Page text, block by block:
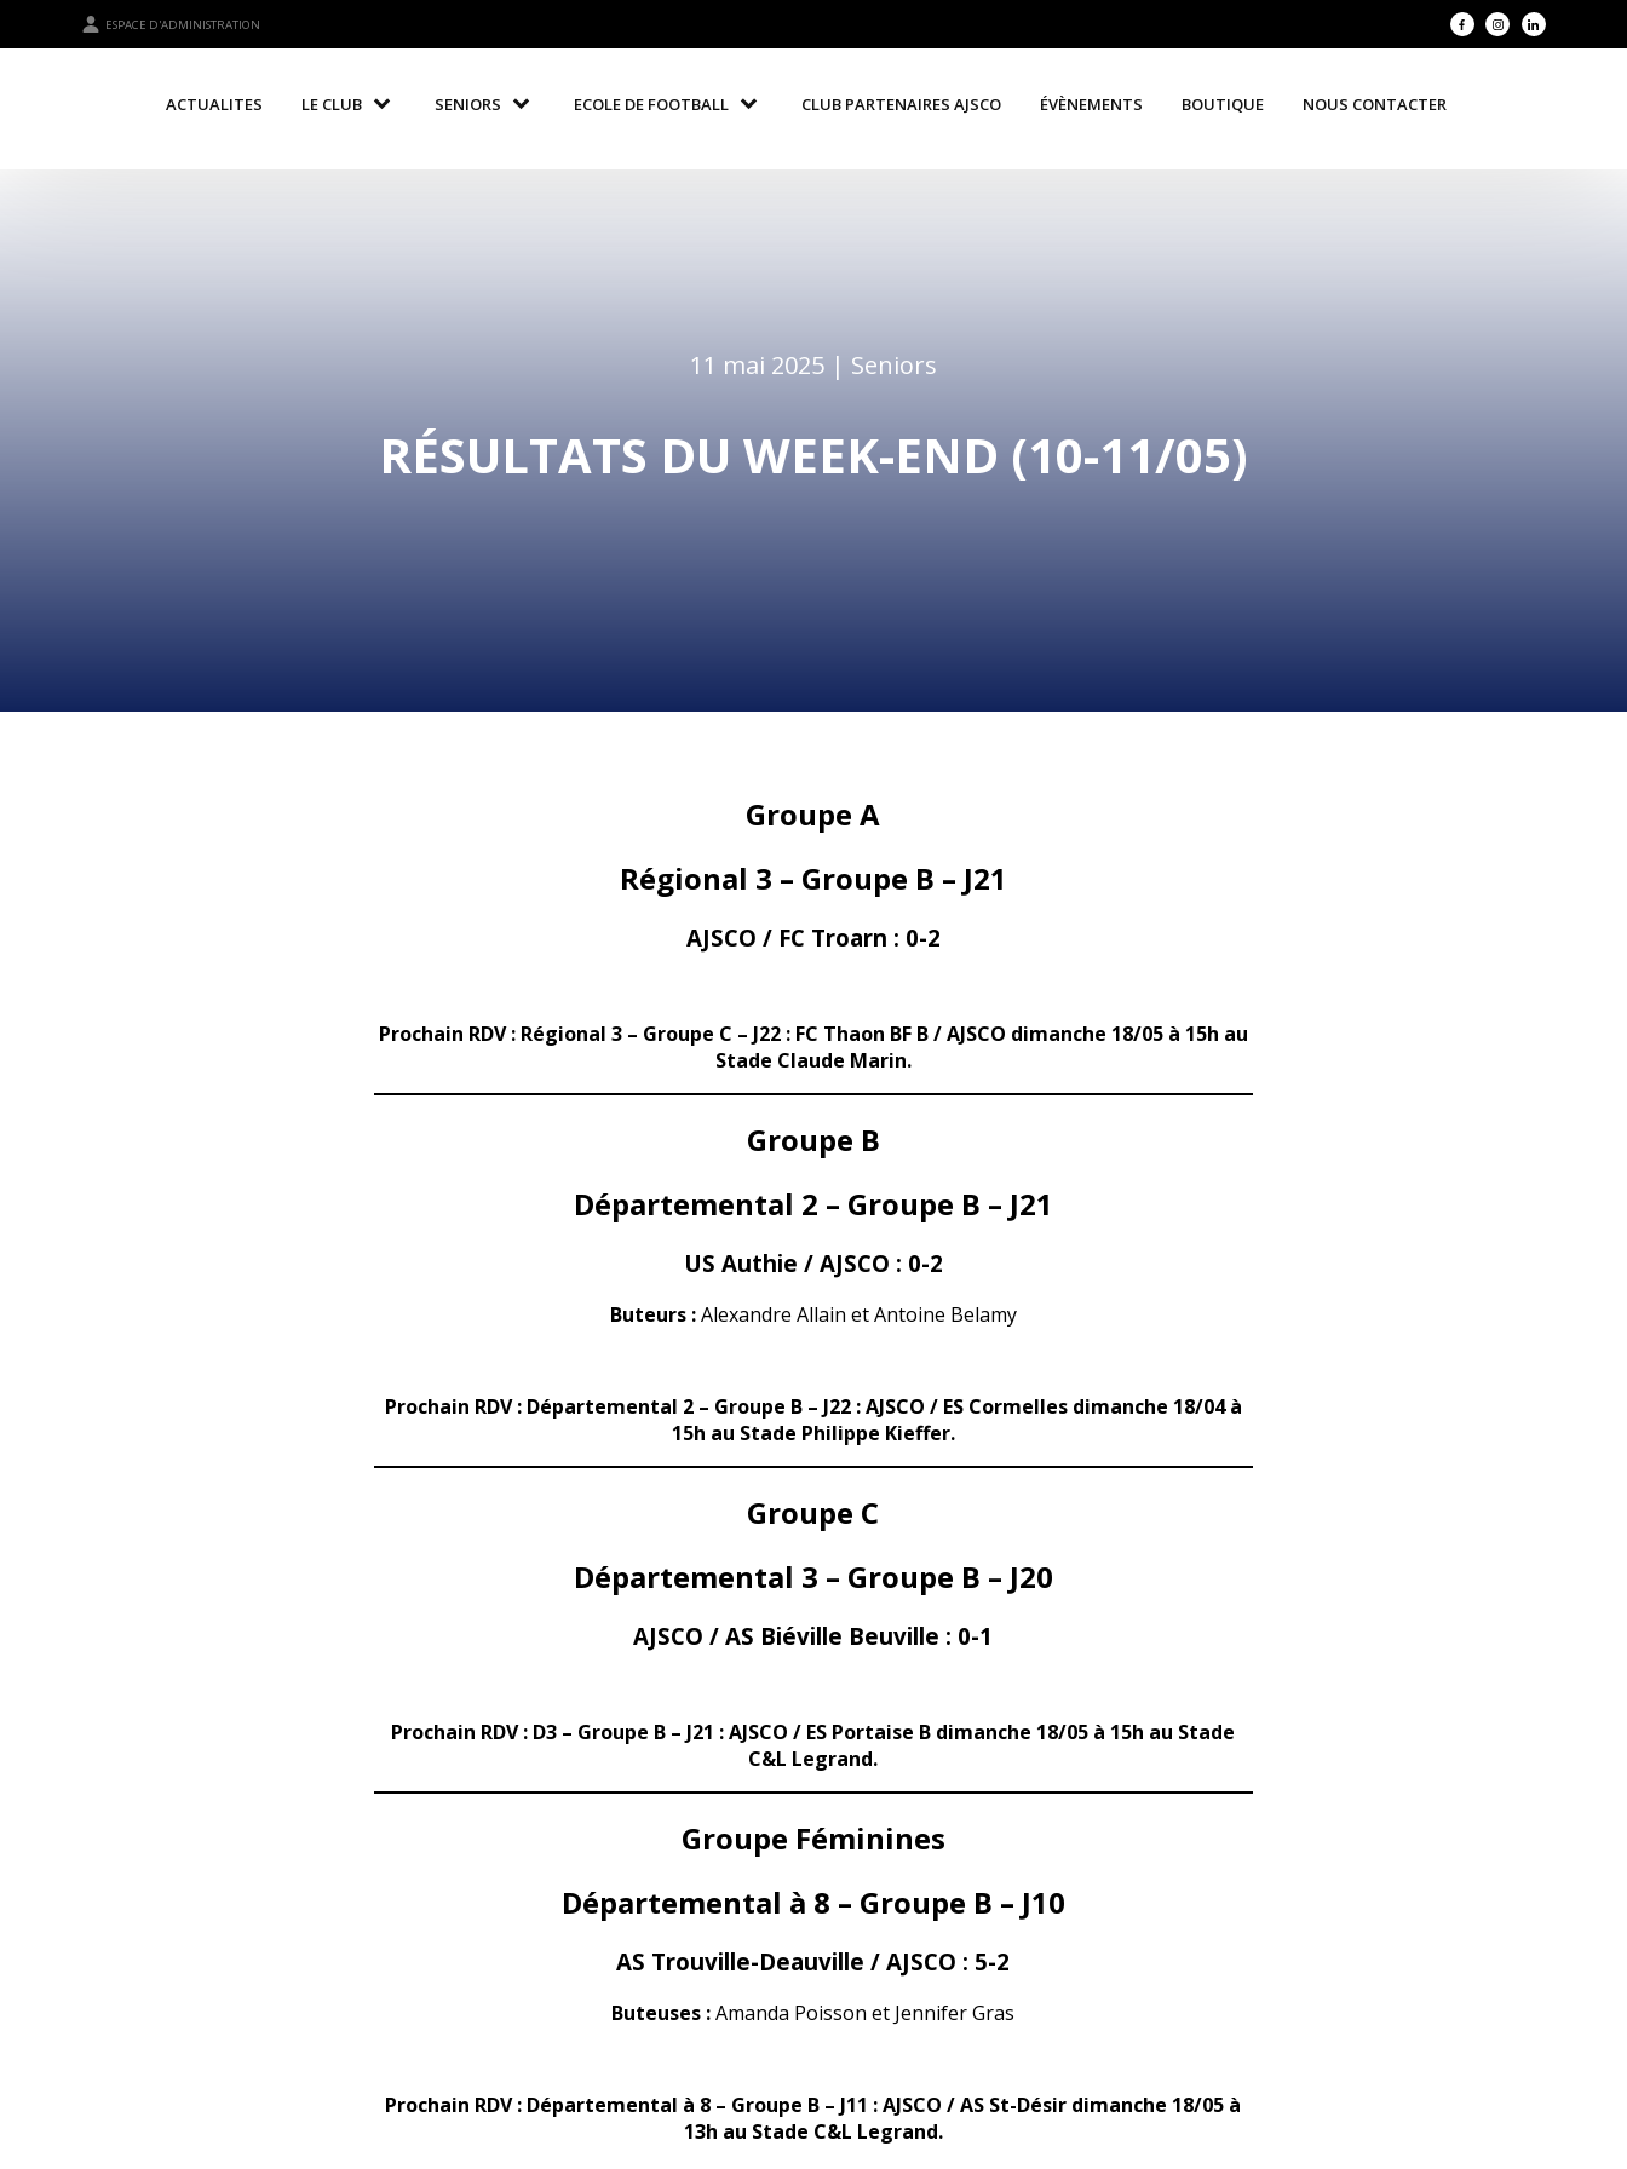
ESPACE D'ADMINISTRATION
ACTUALITES LE CLUB SENIORS ECOLE DE FOOTBALL CLUB PARTENAIRES AJSCO ÉVÈNEMENTS BOUTIQUE NOUS CONTACTER
11 mai 2025 | Seniors
RÉSULTATS DU WEEK-END (10-11/05)
Groupe A
Régional 3 – Groupe B – J21
AJSCO / FC Troarn : 0-2
Prochain RDV : Régional 3 – Groupe C – J22 : FC Thaon BF B / AJSCO dimanche 18/05 à 15h au
Stade Claude Marin.
Groupe B
Départemental 2 – Groupe B – J21
US Authie / AJSCO : 0-2
Buteurs :Alexandre Allain et Antoine Belamy
Prochain RDV : Départemental 2 – Groupe B – J22 : AJSCO / ES Cormelles dimanche 18/04 à
15h au Stade Philippe Kieffer.
Groupe C
Départemental 3 – Groupe B – J20
AJSCO / AS Biéville Beuville : 0-1
Prochain RDV : D3 – Groupe B – J21 : AJSCO / ES Portaise B dimanche 18/05 à 15h au Stade
C&L Legrand.
Groupe Féminines
Départemental à 8 – Groupe B – J10
AS Trouville-Deauville / AJSCO : 5-2
Buteuses :Amanda Poisson et Jennifer Gras
Prochain RDV : Départemental à 8 – Groupe B – J11 : AJSCO / AS St-Désir dimanche 18/05 à
13h au Stade C&L Legrand.